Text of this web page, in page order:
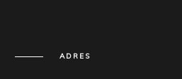
ADRES